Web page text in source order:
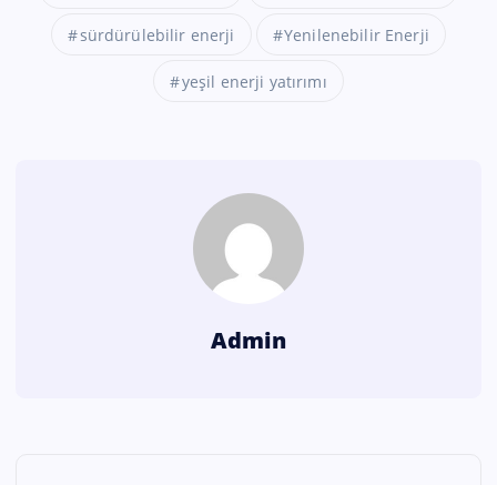
sürdürülebilir enerji Yenilenebilir Enerji
yeşil enerji yatırımı
Admin